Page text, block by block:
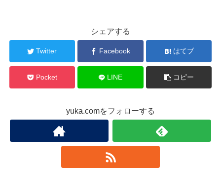
シェアする
Twitter Facebook はてブ
Pocket LINE コピー
yuka.comをフォローする